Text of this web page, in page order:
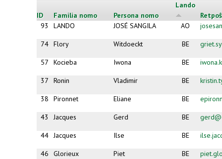
ID Familia nomo Persona nomo
Lando
93
LANDO JOSÉ SANGILA AO
74 Flory Witdoeckt BE
57 Kocieba Iwona BE
37 Ronin Vladimir BE
38 Pironnet Eliane BE
43 Jacques Gerd BE
44 Jacques Ilse BE
46 Glorieux Piet BE